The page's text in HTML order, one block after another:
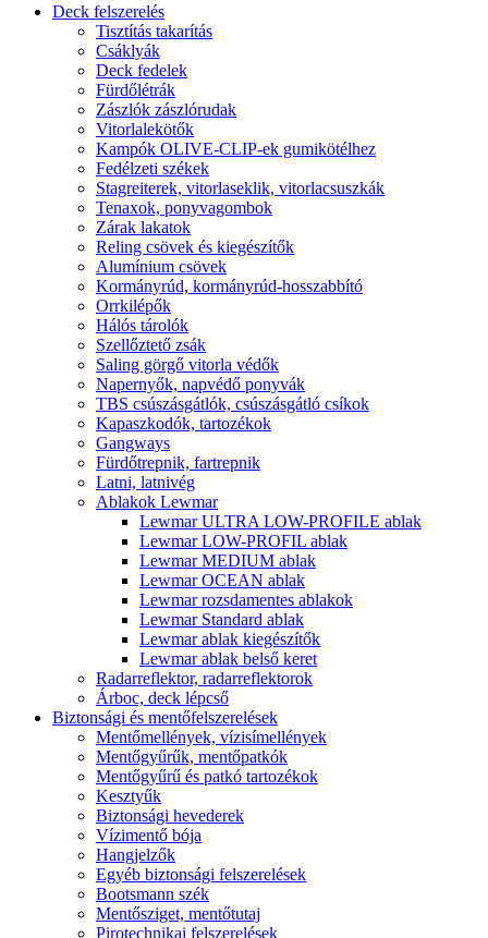
Deck felszerelés
Tisztítás takarítás
Csáklyák
Deck fedelek
Fürdőlétrák
Zászlók zászlórudak
Vitorlalekötők
Kampók OLIVE-CLIP-ek gumikötélhez
Fedélzeti székek
Stagreiterek, vitorlaseklik, vitorlacsuszkák
Tenaxok, ponyvagombok
Zárak lakatok
Reling csövek és kiegészítők
Alumínium csövek
Kormányrúd, kormányrúd-hosszabbító
Orrkilépők
Hálós tárolók
Szellőztető zsák
Saling görgő vitorla védők
Napernyők, napvédő ponyvák
TBS csúszásgátlók, csúszásgátló csíkok
Kapaszkodók, tartozékok
Gangways
Fürdőtrepnik, fartrepnik
Latni, latnivég
Ablakok Lewmar
Lewmar ULTRA LOW-PROFILE ablak
Lewmar LOW-PROFIL ablak
Lewmar MEDIUM ablak
Lewmar OCEAN ablak
Lewmar rozsdamentes ablakok
Lewmar Standard ablak
Lewmar ablak kiegészítők
Lewmar ablak belső keret
Radarreflektor, radarreflektorok
Árboc, deck lépcső
Biztonsági és mentőfelszerelések
Mentőmellények, vízisímellények
Mentőgyűrűk, mentőpatkók
Mentőgyűrű és patkó tartozékok
Kesztyűk
Biztonsági hevederek
Vízimentő bója
Hangjelzők
Egyéb biztonsági felszerelések
Bootsmann szék
Mentősziget, mentőtutaj
Pirotechnikai felszerelések